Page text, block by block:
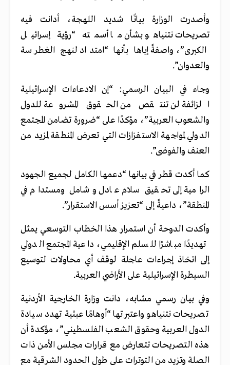
وأصدرت الوزارة بيانًا شديد اللهجة، أدانت فيه
تصريحات نتنياهو بشأن ما أسمته “رؤية إسرائيل
الكبرى”، واصفةً إياها بأنها “امتداد لنهج الغطرسة
والعدوان”.
وجاء في البيان الرسمي: “إن الادعاءات الإسرائيلية
الزائفة لن تنتقص من الحقوق المشروعة للدول
والشعوب العربية”، مؤكدًا على “ضرورة تضامن المجتمع
الدولي لمواجهة الاستفزازات التي تعرض المنطقة لمزيد من
العنف والفوضى”.
كما أكدت قطر في بيانها “دعمها الكامل لجميع الجهود
الرامية إلى تحقيق سلام عادل وشامل ومستدام في
المنطقة”، داعيةً إلى “تعزيز أسس الاستقرار”.
وأكدت الدوحة أن استمرار هذا الخطاب التوسعي يمثل
تهديدًا مباشرًا للسلم الإقليمي، داعية المجتمع الدولي
إلى اتخاذ إجراءات عاجلة لوقف أي محاولات لتوسيع
السيطرة الإسرائيلية على الأراضي العربية.
وفي بيان رسمي مشابه، دانت وزارة الخارجية الأردنية
تصريحات نتنياهو واعتبرتها “أوهامًا عبثية تهدد سيادة
الدول العربية وحقوق الشعب الفلسطيني”، مؤكدة أن
هذه التصريحات تتعارض مع قرارات مجلس الأمن ذات
الصلة وتزيد من التوترات على طول الحدود الشرقية مع